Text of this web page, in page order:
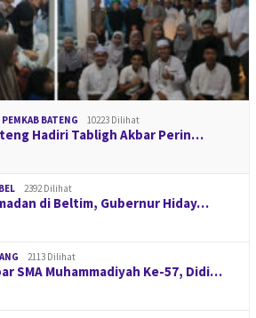
PEMKAB BATENG 10223 Dilihat
Hadiri Tabligh Akbar Perin…
2392 Dilihat
di Beltim, Gubernur Hiday…
2113 Dilihat
SMA Muhammadiyah Ke-57, Didi…